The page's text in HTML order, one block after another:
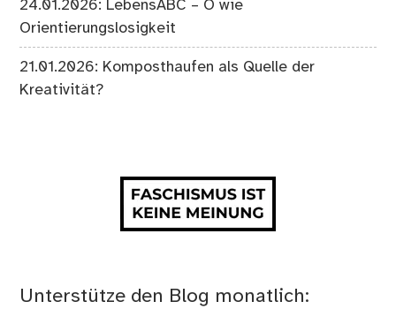
24.01.2026: LebensABC – O wie
Orientierungslosigkeit
21.01.2026: Komposthaufen als Quelle der
Kreativität?
Unterstütze den Blog monatlich: